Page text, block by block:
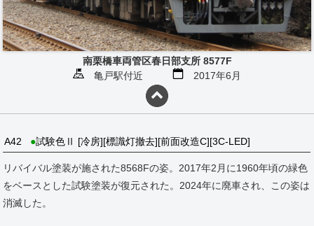
南栗橋車両管区春日部支所 8577F
亀戸駅付近
2017年6月
A42 ●試験色Ⅱ [冷房][標識灯撤去][前面改造C][3C-LED]
リバイバル塗装が施された8568Fの姿。2017年2月に1960年頃の緑色
をベースとした試験塗装が復元された。2024年に廃車され、この姿は
消滅した。